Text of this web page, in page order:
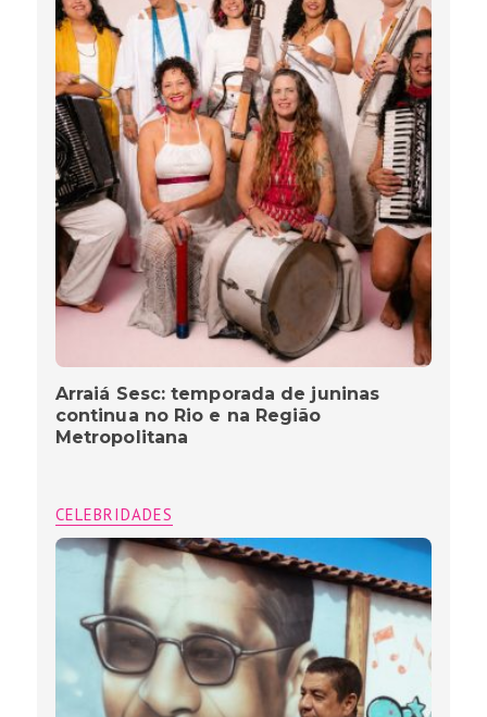
Arraiá Sesc: temporada de juninas
continua no Rio e na Região
Metropolitana
CELEBRIDADES